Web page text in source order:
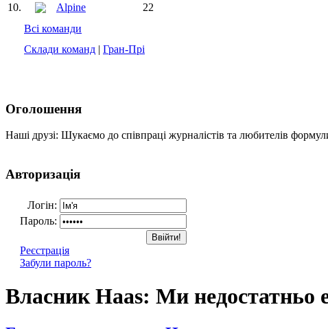
10.
Alpine
22
Всі команди
Склади команд | Гран-Прі
Оголошення
Наші друзі: Шукаємо до співпраці журналістів та любителів
Авторизація
Логін:
Пароль:
Реєстрація
Забули пароль?
Власник Haas: Ми недостатньо